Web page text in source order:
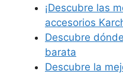
¡Descubre las
accesorios
Descubre
barata
Descubre la